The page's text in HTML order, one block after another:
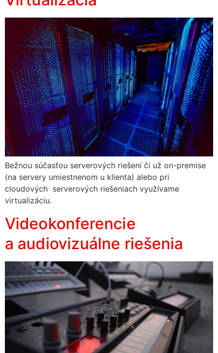
Bežnou súčasťou serverových riešení či už on-premise
(na servery umiestnenom u klienta) alebo pri
cloudových serverových riešeniach využívame
virtualizáciu.
Videokonferencie
a audiovizuálne riešenia